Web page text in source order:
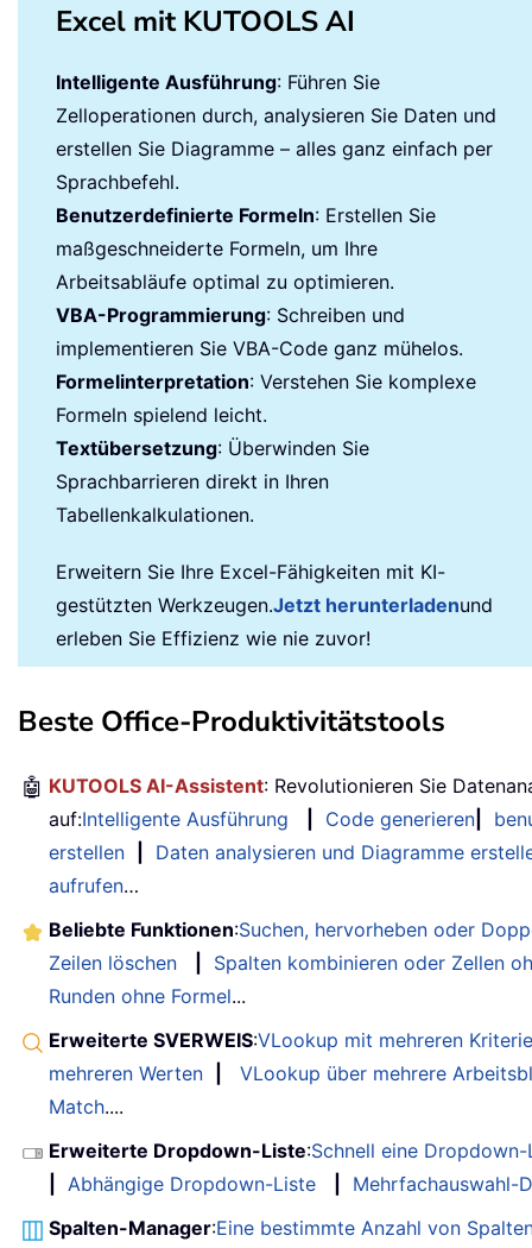
Excel mit KUTOOLS AI
Intelligente Ausführung: Führen Sie
Zelloperationen durch, analysieren Sie Daten und
erstellen Sie Diagramme – alles ganz einfach per
Sprachbefehl.
Benutzerdefinierte Formeln: Erstellen Sie
maßgeschneiderte Formeln, um Ihre
Arbeitsabläufe optimal zu optimieren.
VBA-Programmierung: Schreiben und
implementieren Sie VBA-Code ganz mühelos.
Formelinterpretation: Verstehen Sie komplexe
Formeln spielend leicht.
Textübersetzung: Überwinden Sie
Sprachbarrieren direkt in Ihren
Tabellenkalkulationen.
Erweitern Sie Ihre Excel-Fähigkeiten mit KI-
gestützten Werkzeugen.Jetzt herunterladenund
erleben Sie Effizienz wie nie zuvor!
Beste Office-Produktivitätstools
🤖 KUTOOLS AI-Assistent: Revolutionieren Sie
auf:Intelligente Ausführung Code generieren
erstellen
Daten analysieren und Diagramme
aufrufen…
Beliebte Funktionen:Suchen, hervorheben oder
Zeilen löschen
Spalten kombinieren oder Zellen
Runden ohne Formel...
Erweiterte SVERWEIS:VLookup mit mehreren
mehreren Werten
VLookup über mehrere
Match....
Erweiterte Dropdown-Liste:Schnell eine
Abhängige Dropdown-Liste
Mehrfachauswahl-
Spalten-Manager:Eine bestimmte Anzahl von